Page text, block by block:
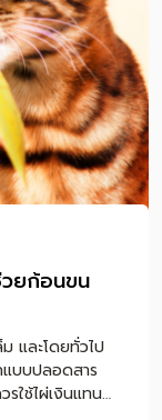
วยก้อนขน
และโดยทั่วไป
บบปลอดสาร
รใช้ไผ่เงินแทน